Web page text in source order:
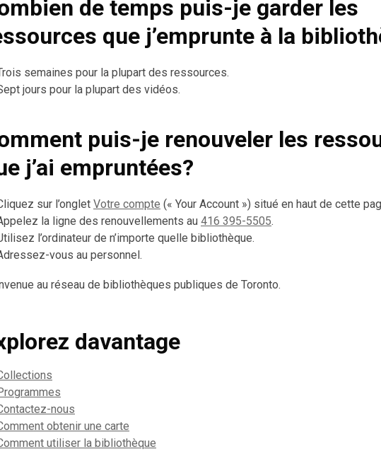
de temps puis-je garder les
que j’emprunte à la
semaines pour la plupart des ressources.
jours pour la plupart des vidéos.
puis-je renouveler les
j’ai empruntées?
sur l’onglet Votre compte (« Your Account ») situé en haut de cette
la ligne des renouvellements au 416 395-5505.
l’ordinateur de n’importe quelle bibliothèque.
vous au personnel.
au réseau de bibliothèques publiques de Toronto.
davantage
nous
obtenir une carte
utiliser la bibliothèque